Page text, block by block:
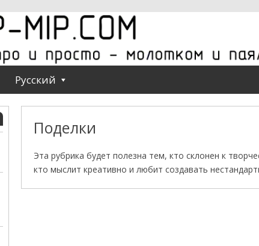
Русский
Поделки
Эта рубрика будет полезна тем, кто склонен к
кто мыслит креативно и любит создавать